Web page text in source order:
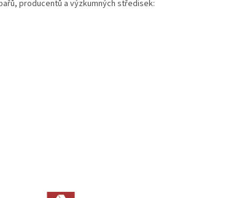
producentů a výzkumných středisek: